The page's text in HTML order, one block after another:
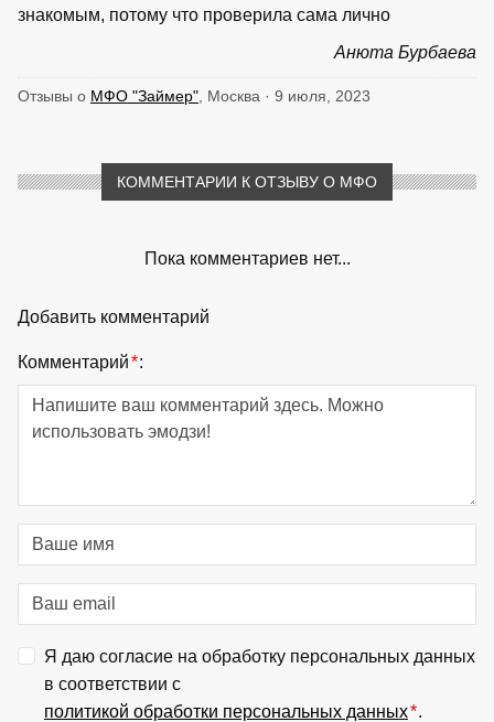
знакомым, потому что проверила сама лично
Анюта Бурбаева
Отзывы о МФО "Займер" , Москва · 9 июля, 2023
КОММЕНТАРИИ К ОТЗЫВУ О МФО
Пока комментариев нет...
Добавить комментарий
Комментарий*:
Я даю согласие на обработку персональных данных
в соответствии с
политикой обработки персональных данных*.